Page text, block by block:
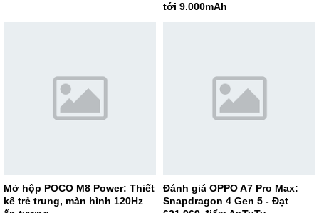
tới 9.000mAh
Mở hộp POCO M8 Power: Thiết
kế trẻ trung, màn hình 120Hz
Đánh giá OPPO A7 Pro Max:
Snapdragon 4 Gen 5 - Đạt